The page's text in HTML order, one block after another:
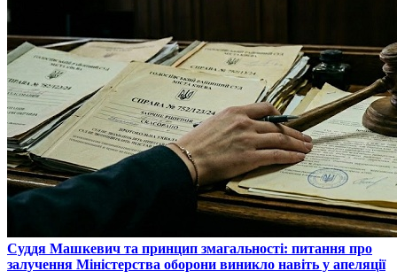
​Суддя Машкевич та принцип змагальності: питання про
залучення Міністерства оборони виникло навіть у апеляції